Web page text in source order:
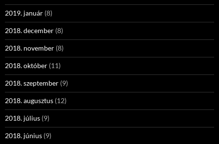
2019. január (8)
2018. december (8)
2018. november (8)
2018. október (11)
2018. szeptember (9)
2018. augusztus (12)
2018. július (9)
2018. június (9)